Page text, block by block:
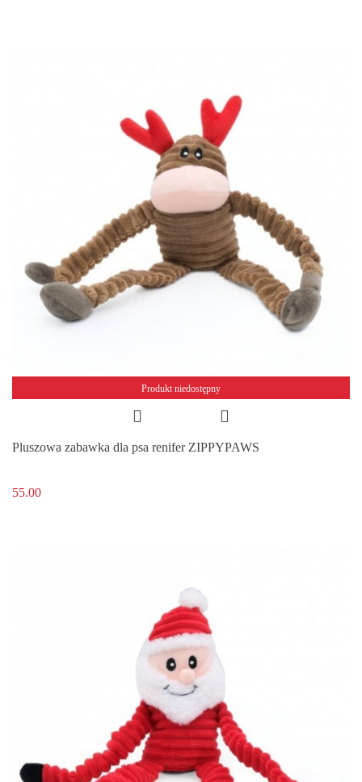
Produkt niedostępny
Pluszowa zabawka dla psa renifer ZIPPYPAWS
55.00